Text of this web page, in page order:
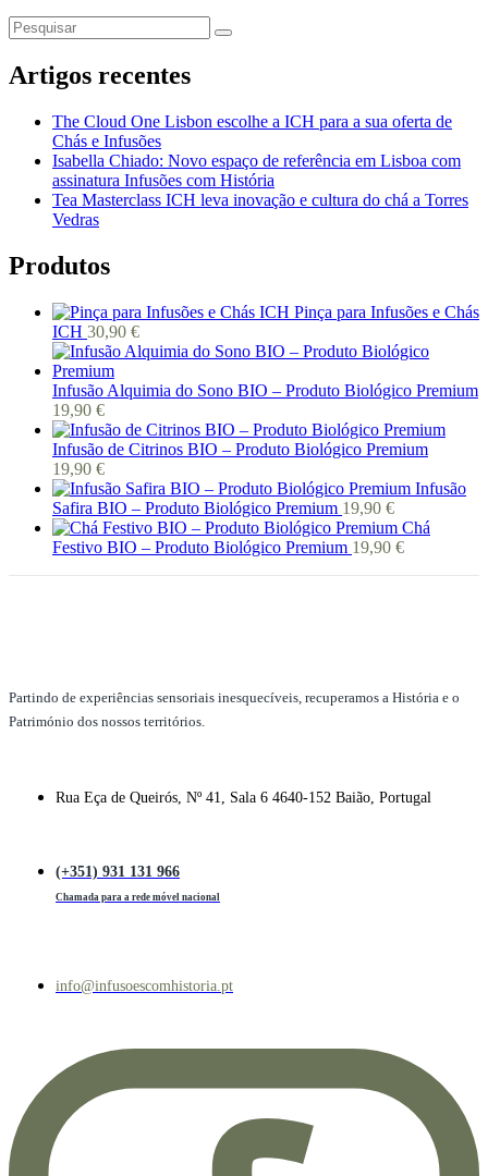
Artigos recentes
The Cloud One Lisbon escolhe a ICH para a sua oferta de
Chás e Infusões
Isabella Chiado: Novo espaço de referência em Lisboa com
assinatura Infusões com História
Tea Masterclass ICH leva inovação e cultura do chá a Torres
Vedras
Produtos
Pinça para Infusões e Chás
ICH 30,90 €
Infusão Alquimia do Sono BIO – Produto Biológico Premium
19,90 €
Infusão de Citrinos BIO – Produto Biológico Premium
19,90 €
Infusão
Safira BIO – Produto Biológico Premium 19,90 €
Chá
Festivo BIO – Produto Biológico Premium 19,90 €
Partindo de experiências sensoriais inesquecíveis, recuperamos a História e o
Património dos nossos territórios.
Rua Eça de Queirós, Nº 41, Sala 6 4640-152 Baião, Portugal
(+351) 931 131 966
Chamada para a rede móvel nacional
info@infusoescomhistoria.pt